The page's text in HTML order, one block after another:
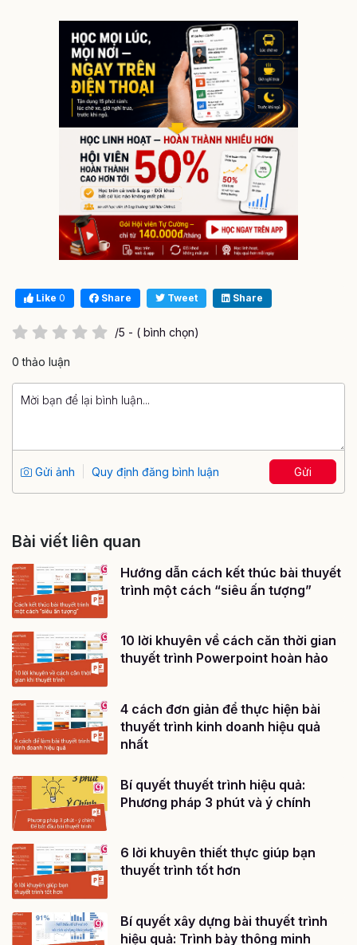
Like 0 Share Tweet Share
/5 - ( bình chọn)
0 thảo luận
Gửi ảnh Quy định đăng bình luận Gửi
Bài viết liên quan
Hướng dẫn cách kết thúc bài thuyết
trình một cách “siêu ấn tượng”
10 lời khuyên về cách căn thời gian
thuyết trình Powerpoint hoàn hảo
4 cách đơn giản để thực hiện bài
thuyết trình kinh doanh hiệu quả
nhất
Bí quyết thuyết trình hiệu quả:
Phương pháp 3 phút và ý chính
6 lời khuyên thiết thực giúp bạn
thuyết trình tốt hơn
Bí quyết xây dựng bài thuyết trình
hiệu quả: Trình bày thông minh